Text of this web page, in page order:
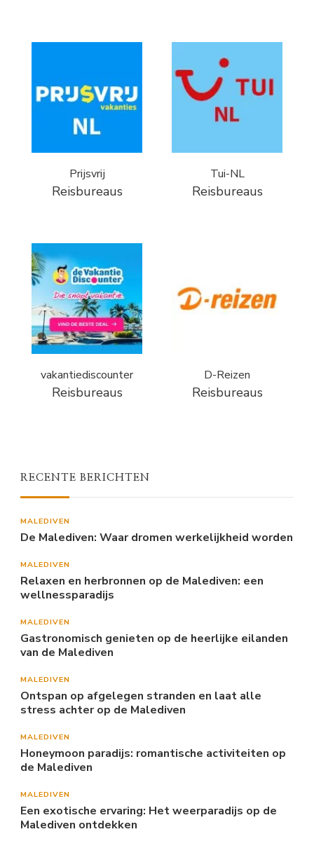
Prijsvrij
Reisbureaus
Tui-NL
Reisbureaus
vakantiediscounter
Reisbureaus
D-Reizen
Reisbureaus
RECENTE BERICHTEN
MALEDIVEN
De Malediven: Waar dromen werkelijkheid worden
MALEDIVEN
Relaxen en herbronnen op de Malediven: een
wellnessparadijs
MALEDIVEN
Gastronomisch genieten op de heerlijke eilanden
van de Malediven
MALEDIVEN
Ontspan op afgelegen stranden en laat alle
stress achter op de Malediven
MALEDIVEN
Honeymoon paradijs: romantische activiteiten op
de Malediven
MALEDIVEN
Een exotische ervaring: Het weerparadijs op de
Malediven ontdekken